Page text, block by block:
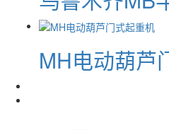
MH电动葫芦